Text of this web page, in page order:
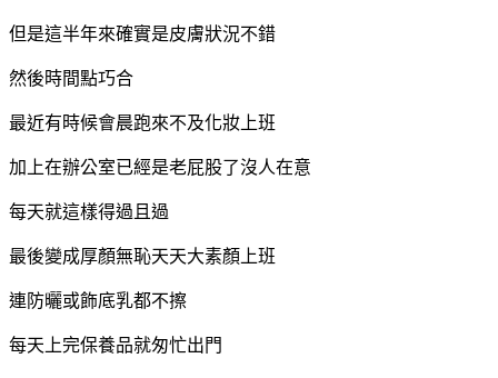
但是這半年來確實是皮膚狀況不錯
然後時間點巧合
最近有時候會晨跑來不及化妝上班
加上在辦公室已經是老屁股了沒人在意
每天就這樣得過且過
最後變成厚顏無恥天天大素顏上班
連防曬或飾底乳都不擦
每天上完保養品就匆忙出門